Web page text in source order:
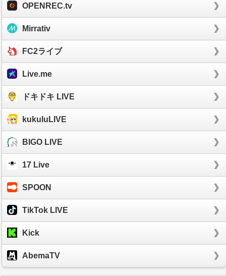
OPENREC.tv
Mirrativ
FC2ライブ
Live.me
ドキドキ LIVE
kukuluLIVE
BIGO LIVE
17 Live
SPOON
TikTok LIVE
Kick
AbemaTV